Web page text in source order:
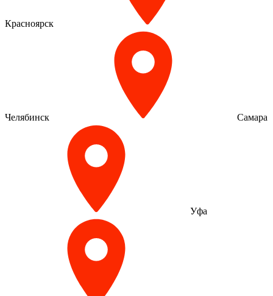
Красноярск
Челябинск Самара
Уфа